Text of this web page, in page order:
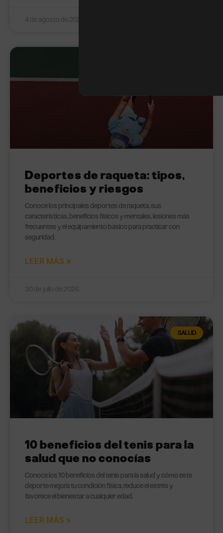
Deportes de raqueta: tipos,
beneficios y riesgos
Conoce los principales deportes de raqueta, sus
características, beneficios físicos y mentales, lesiones más
frecuentes y el equipamiento básico para practicar con
seguridad.
LEER MÁS »
SALUD
10 beneficios del tenis para la
salud que no conocías
Conoce los 10 beneficios del tenis para la salud y cómo este
deporte mejora tu condición física, reduce el estrés y
favorece el bienestar a cualquier edad.
LEER MÁS »